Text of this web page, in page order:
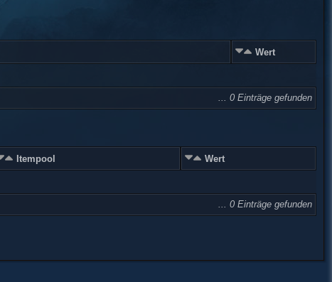
Wert
... 0 Einträge gefunden
Itempool Wert
... 0 Einträge gefunden